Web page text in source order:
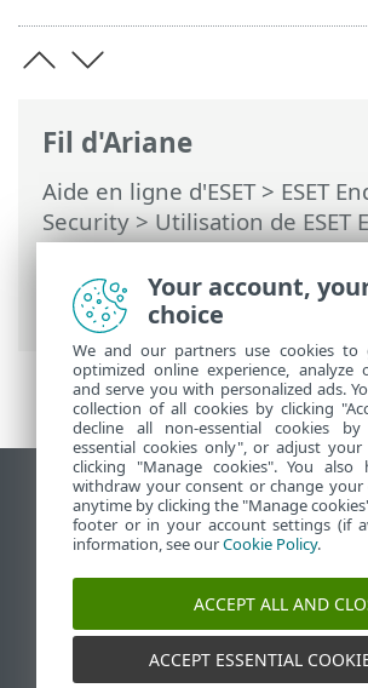
Fil d'Ariane
Aide en ligne d'ESET> ESET
Security>Utilisation de ESET
Security>Outils>
de dialogue - Planificateur >
tâche
Afficher le site pour
End of Life
Base de connaissances ESET
Forum ESET
ESET Status Portal
Assistance régionale
Your account,
choice
We and our partners use cookies
optimized online experience, analyze
and serve you with personalized ads.
collection of all cookies by clicking
decline all non-essential cookies by
essential cookies only", or adjust
clicking "Manage cookies". You
withdraw your consent or change your
anytime by clicking the "Manage
footer or in your account settings (if
information, see ourCookie Policy.
ACCEPT ALL AND
ACCEPT ESSENTIAL